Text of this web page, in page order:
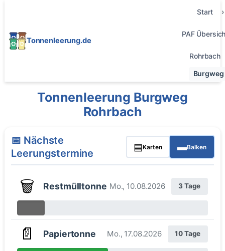
Tonnenleerung.de
Start
PAF
Rohrbach
Burgweg
Tonnenleerung Burgweg
Rohrbach
📅 Nächste
Leerungstermine
▤Karten ▬Balken
🗑️ Restmülltonne Mo., 10.08.2026 3 Tage
📄 Papiertonne Mo., 17.08.2026 10 Tage